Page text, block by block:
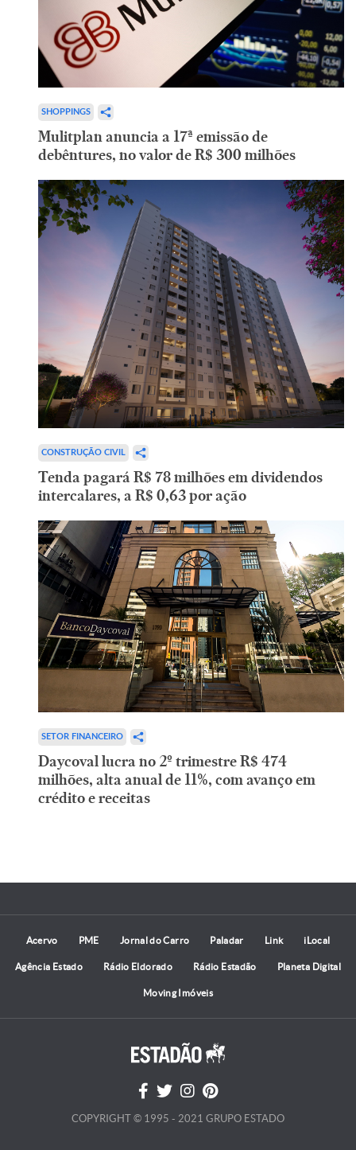
SHOPPINGS
Mulitplan anuncia a 17ª emissão de
debêntures, no valor de R$ 300 milhões
CONSTRUÇÃO CIVIL
Tenda pagará R$ 78 milhões em dividendos
intercalares, a R$ 0,63 por ação
SETOR FINANCEIRO
Daycoval lucra no 2º trimestre R$ 474
milhões, alta anual de 11%, com avanço em
crédito e receitas
Acervo PME Jornal do Carro Paladar Link iLocal
Agência Estado Rádio Eldorado Rádio Estadão Planeta Digital
Moving Imóveis
COPYRIGHT © 1995 - 2021 GRUPO ESTADO